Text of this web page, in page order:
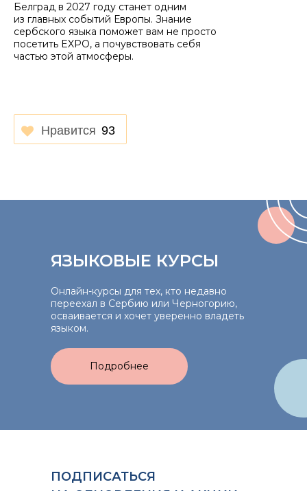
Белград в 2027 году станет одним
из главных событий Европы. Знание
сербского языка поможет вам не просто
посетить EXPO, а почувствовать себя
частью этой атмосферы.
Нравится 93
ЯЗЫКОВЫЕ КУРСЫ
Онлайн-курсы для тех, кто недавно
переехал в Сербию или Черногорию,
осваивается и хочет уверенно владеть
языком.
Подробнее
ПОДПИСАТЬСЯ